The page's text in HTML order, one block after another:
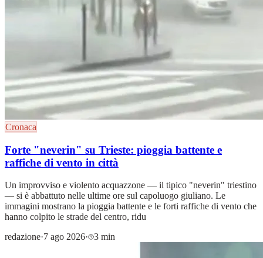
Cronaca
Forte "neverin" su Trieste: pioggia battente e
raffiche di vento in città
Un improvviso e violento acquazzone — il tipico "neverin" triestino
— si è abbattuto nelle ultime ore sul capoluogo giuliano. Le
immagini mostrano la pioggia battente e le forti raffiche di vento che
hanno colpito le strade del centro, ridu
redazione·7 ago 2026· 3 min